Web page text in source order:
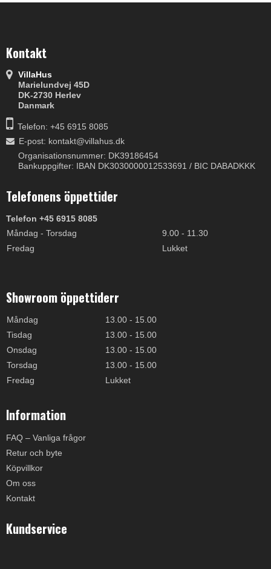
Kontakt
VillaHus
Marielundvej 45D
DK-2730 Herlev
Danmark
Telefon: +45 6915 8085
E-post: kontakt@villahus.dk
Organisationsnummer: DK39186454
Bankuppgifter: IBAN DK3030000012533691 / BIC DABADKKK
Telefonens öppettider
Telefon +45 6915 8085
Måndag - Torsdag
9.00 - 11.30
Fredag
Lukket
Showroom öppettiderr
Måndag
13.00 - 15.00
Tisdag
13.00 - 15.00
Onsdag
13.00 - 15.00
Torsdag
13.00 - 15.00
Fredag
Lukket
Information
FAQ – Vanliga frågor
Retur och byte
Köpvillkor
Om oss
Kontakt
Kundservice